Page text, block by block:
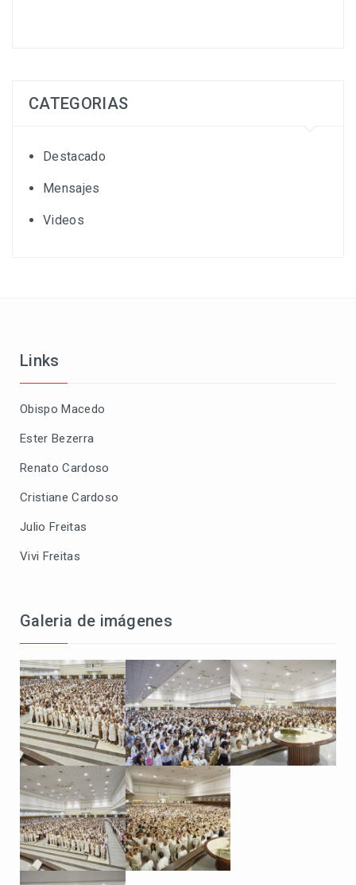
CATEGORIAS
Destacado
Mensajes
Videos
Links
Obispo Macedo
Ester Bezerra
Renato Cardoso
Cristiane Cardoso
Julio Freitas
Vivi Freitas
Galeria de imágenes